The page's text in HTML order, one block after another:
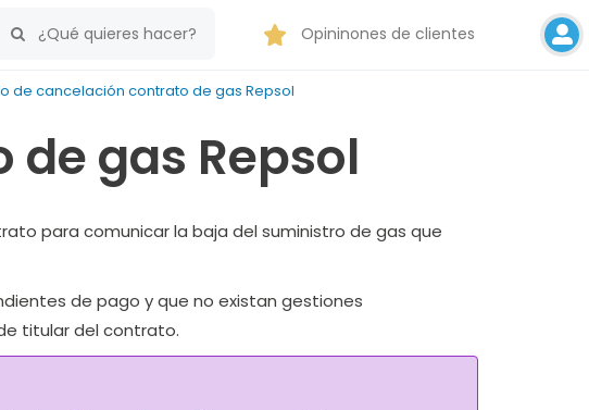
Opininones de clientes
de cancelación contrato de gas Repsol
gas Repsol
para comunicar la baja del suministro de gas que
de pago yque no existan gestiones
titular del contrato.